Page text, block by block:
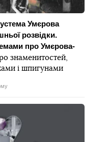
Умєрова
розвідки.
про Умєрова-
знаменитостей,
і шпигунами